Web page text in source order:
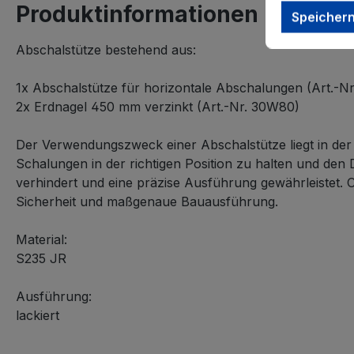
Produktinformationen
Abschalstütze bestehend aus:
1x Abschalstütze für horizontale Abschalungen (Art.-Nr.
2x Erdnagel 450 mm verzinkt (Art.-Nr. 30W80)
Der Verwendungszweck einer Abschalstütze liegt in
Schalungen in der richtigen Position zu halten und
verhindert und eine präzise Ausführung gewährleistet.
Sicherheit und maßgenaue Bauausführung.
Material:
S235 JR
Ausführung:
lackiert
Speichern